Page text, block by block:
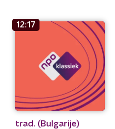
12:17
trad. (Bulgarije)